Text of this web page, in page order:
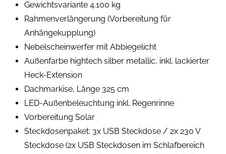
Gewichtsvariante 4.100 kg
Rahmenverlängerung (Vorbereitung für
Anhängekupplung)
Nebelscheinwerfer mit Abbiegelicht
Außenfarbe hightech silber metallic, inkl. lackierter
Heck-Extension
Dachmarkise, Länge 325 cm
LED-Außenbeleuchtung inkl. Regenrinne
Vorbereitung Solar
Steckdosenpaket: 3x USB Steckdose / 2x 230 V
Steckdose (2x USB Steckdosen im Schlafbereich